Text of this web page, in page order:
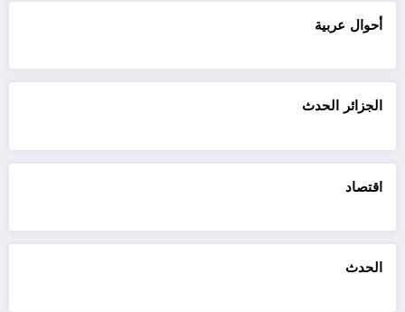
أحوال عربية
الجزائر الحدث
اقتصاد
الحدث